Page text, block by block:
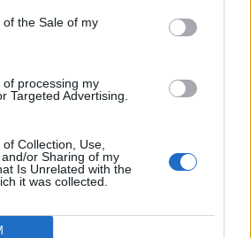
the Sale of my
processing my
Targeted Advertising.
Collection, Use,
or Sharing of my
Is Unrelated with the
it was collected.
Előfizetés
VAGY?BEJELENTKEZÉS